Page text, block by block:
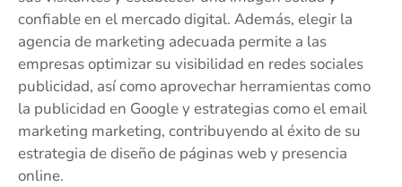
confiable en el mercado digital. Además, elegir la
agencia de marketing adecuada permite a las
empresas optimizar su visibilidad en redes sociales
publicidad, así como aprovechar herramientas como
la publicidad en Google y estrategias como el email
marketing marketing, contribuyendo al éxito de su
estrategia de diseño de páginas web y presencia
online.